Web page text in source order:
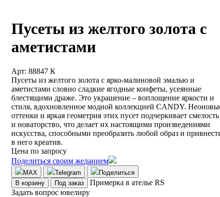
Пусеты из желтого золота с
аметистами
Арт: 88847 К
Пусеты из желтого золота с ярко-малиновой эмалью и
аметистами словно сладкие ягодные конфеты, усеянные
блестящими драже. Это украшение – воплощение яркости и
стиля, вдохновленное модной коллекцией CANDY.
оттенки и яркая геометрия этих пусет подчеркивает смелость
и новаторство, что делает их настоящими произведениями
искусства, способными преобразить любой образ и
в него креатив.
Цена по запросу
Поделиться своим желанием
MAX Telegram
Поделиться
В корзину
Под заказ
Примерка в ателье RS
Задать вопрос ювелиру